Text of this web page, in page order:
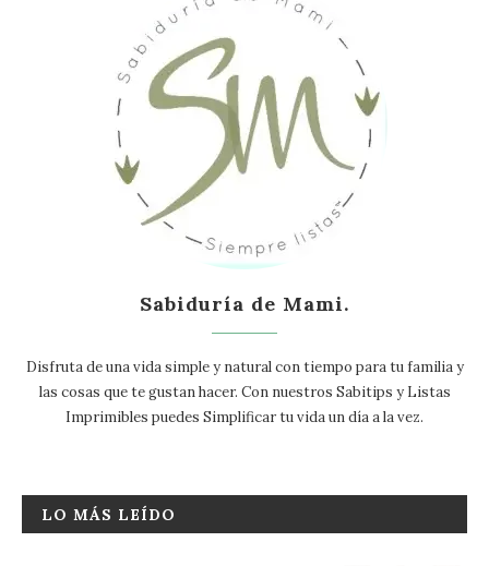
Sabiduría de Mami.
Disfruta de una vida simple y natural con tiempo para tu familia y
las cosas que te gustan hacer. Con nuestros Sabitips y Listas
Imprimibles puedes Simplificar tu vida un día a la vez.
LO MÁS LEÍDO